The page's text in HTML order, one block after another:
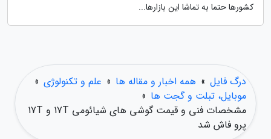
کشورها حتما به تماشا این بازارها...
درگ فایل » همه اخبار و مقاله ها » علم و تکنولوژی »
موبایل، تبلت و گجت ها »
مشخصات فنی و قیمت گوشی های شیائومی 17T و 17T
پرو فاش شد